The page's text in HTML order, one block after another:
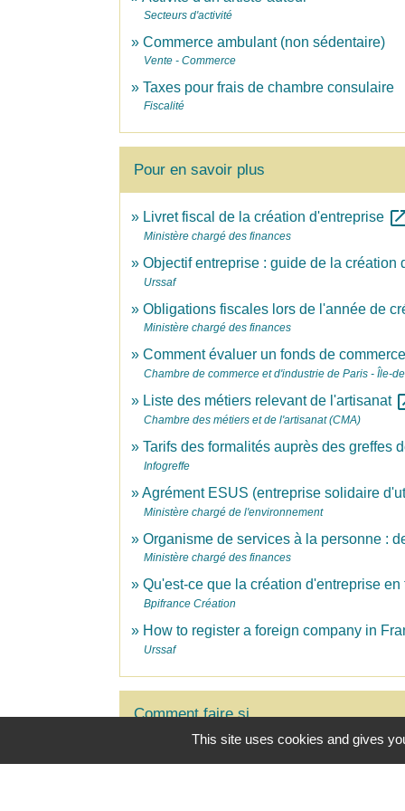
Secteurs d'activité
Commerce ambulant (non sédentaire)
Vente - Commerce
Taxes pour frais de chambre consulaire
Fiscalité
Pour en savoir plus
Livret fiscal de la création d'entreprise
Ministère chargé des finances
Objectif entreprise : guide de la création
Urssaf
Obligations fiscales lors de l'année de
Ministère chargé des finances
Comment évaluer un fonds de
Chambre de commerce et d'industrie de Paris - Île-
Liste des métiers relevant de l'artisanat
Chambre des métiers et de l'artisanat (CMA)
Tarifs des formalités auprès des greffes
Infogreffe
Agrément ESUS (entreprise solidaire
Ministère chargé de l'environnement
Organisme de services à la personne :
Ministère chargé des finances
Qu'est-ce que la création d'entreprise en
Bpifrance Création
How to register a foreign company in
Urssaf
Comment faire si...
Ouvrir un commerce
This site uses cookies and gives